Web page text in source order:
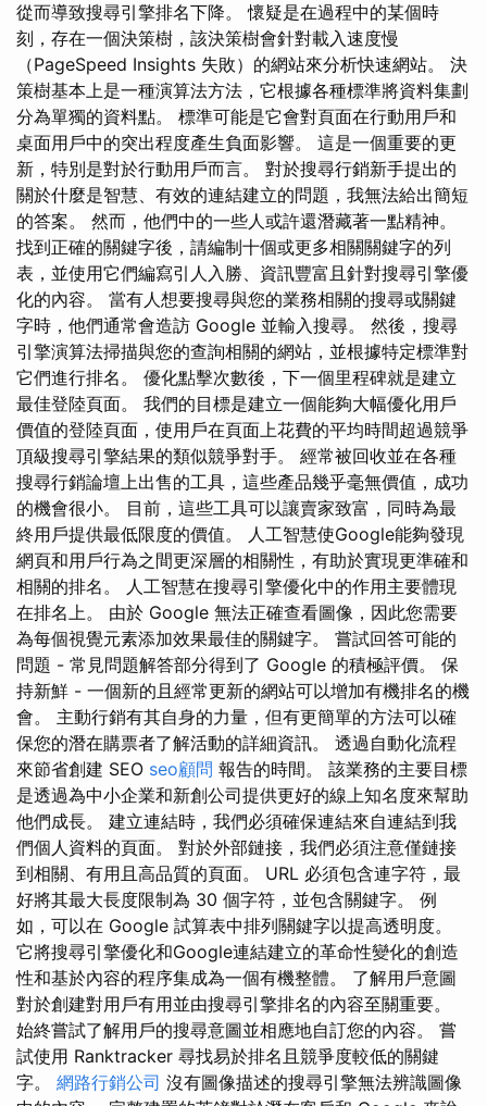
從而導致搜尋引擎排名下降。 懷疑是在過程中的某個時
刻，存在一個決策樹，該決策樹會針對載入速度慢
（PageSpeed Insights 失敗）的網站來分析快速網站。 決
策樹基本上是一種演算法方法，它根據各種標準將資料集劃
分為單獨的資料點。 標準可能是它會對頁面在行動用戶和
桌面用戶中的突出程度產生負面影響。 這是一個重要的更
新，特別是對於行動用戶而言。 對於搜尋行銷新手提出的
關於什麼是智慧、有效的連結建立的問題，我無法給出簡短
的答案。 然而，他們中的一些人或許還潛藏著一點精神。
找到正確的關鍵字後，請編制十個或更多相關關鍵字的列
表，並使用它們編寫引人入勝、資訊豐富且針對搜尋引擎優
化的內容。 當有人想要搜尋與您的業務相關的搜尋或關鍵
字時，他們通常會造訪 Google 並輸入搜尋。 然後，搜尋
引擎演算法掃描與您的查詢相關的網站，並根據特定標準對
它們進行排名。 優化點擊次數後，下一個里程碑就是建立
最佳登陸頁面。 我們的目標是建立一個能夠大幅優化用戶
價值的登陸頁面，使用戶在頁面上花費的平均時間超過競爭
頂級搜尋引擎結果的類似競爭對手。 經常被回收並在各種
搜尋行銷論壇上出售的工具，這些產品幾乎毫無價值，成功
的機會很小。 目前，這些工具可以讓賣家致富，同時為最
終用戶提供最低限度的價值。 人工智慧使Google能夠發現
網頁和用戶行為之間更深層的相關性，有助於實現更準確和
相關的排名。 人工智慧在搜尋引擎優化中的作用主要體現
在排名上。 由於 Google 無法正確查看圖像，因此您需要
為每個視覺元素添加效果最佳的關鍵字。 嘗試回答可能的
問題 - 常見問題解答部分得到了 Google 的積極評價。 保
持新鮮 - 一個新的且經常更新的網站可以增加有機排名的機
會。 主動行銷有其自身的力量，但有更簡單的方法可以確
保您的潛在購票者了解活動的詳細資訊。 透過自動化流程
來節省創建 SEO seo顧問 報告的時間。 該業務的主要目標
是透過為中小企業和新創公司提供更好的線上知名度來幫助
他們成長。 建立連結時，我們必須確保連結來自連結到我
們個人資料的頁面。 對於外部鏈接，我們必須注意僅鏈接
到相關、有用且高品質的頁面。 URL 必須包含連字符，最
好將其最大長度限制為 30 個字符，並包含關鍵字。 例
如，可以在 Google 試算表中排列關鍵字以提高透明度。
它將搜尋引擎優化和Google連結建立的革命性變化的創造
性和基於內容的程序集成為一個有機整體。 了解用戶意圖
對於創建對用戶有用並由搜尋引擎排名的內容至關重要。
始終嘗試了解用戶的搜尋意圖並相應地自訂您的內容。 嘗
試使用 Ranktracker 尋找易於排名且競爭度較低的關鍵
字。 網路行銷公司 沒有圖像描述的搜尋引擎無法辨識圖像